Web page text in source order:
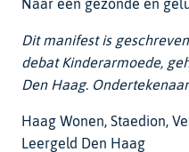
Naar een gezonde en
Dit manifest is
debat Kinderarmoede,
Den Haag.
Haag Wonen, Staedion,
Leergeld Den Haag